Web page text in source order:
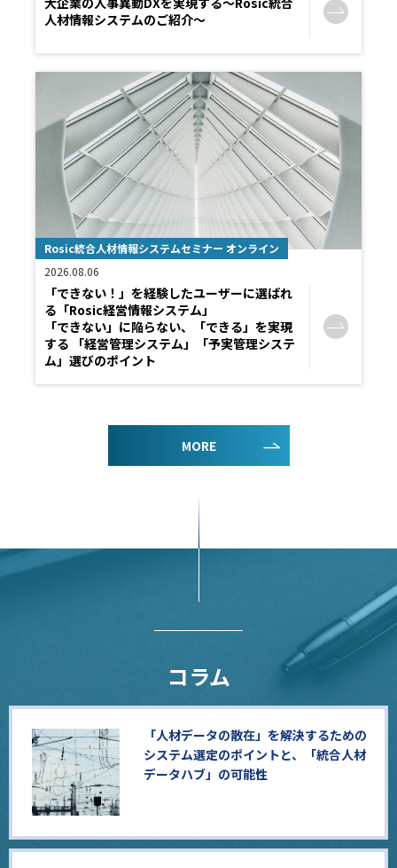
人材情報システムのご紹介～
Rosic統合人材情報システムセミナー オンライン
2026.08.06
「できない！」を経験したユーザーに選ばれ
る「Rosic経営情報システム」
「できない」に陥らない、「できる」を実現
する 「経営管理システム」「予実管理システ
ム」選びのポイント
MORE
コラム
「人材データの散在」を解決するための
システム選定のポイントと、「統合人材
データハブ」の可能性